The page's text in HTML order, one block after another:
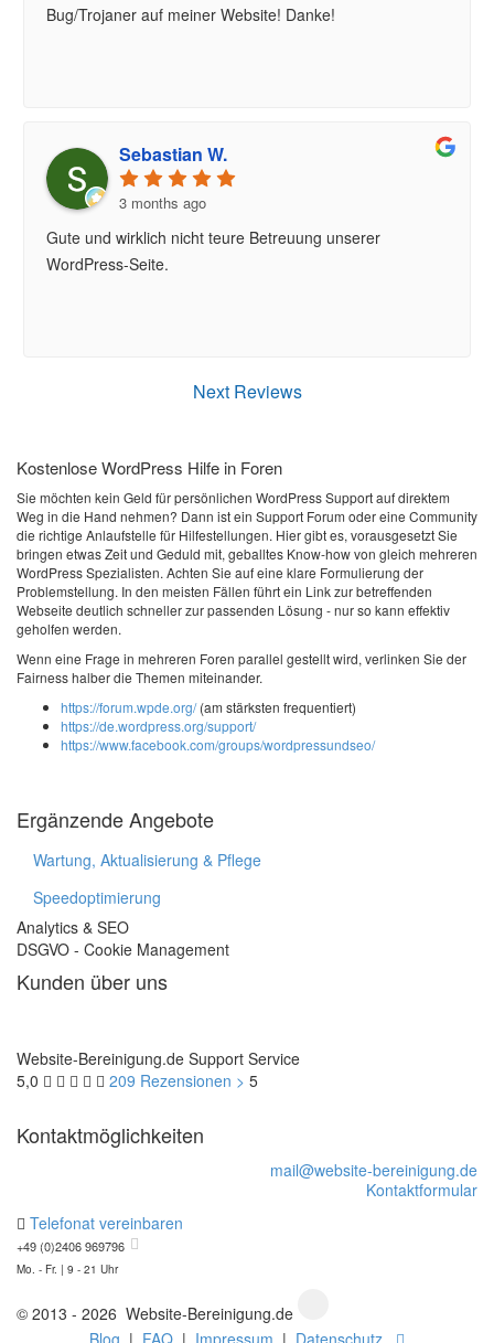
Bug/Trojaner auf meiner Website! Danke!
Sebastian W.
3 months ago
Gute und wirklich nicht teure Betreuung unserer
WordPress-Seite.
Next Reviews
Kostenlose WordPress Hilfe in Foren
Sie möchten kein Geld für persönlichen WordPress Support auf direktem
Weg in die Hand nehmen? Dann ist ein Support Forum oder eine Community
die richtige Anlaufstelle für Hilfestellungen. Hier gibt es, vorausgesetzt Sie
bringen etwas Zeit und Geduld mit, geballtes Know-how von gleich mehreren
WordPress Spezialisten. Achten Sie auf eine klare Formulierung der
Problemstellung. In den meisten Fällen führt ein Link zur betreffenden
Webseite deutlich schneller zur passenden Lösung - nur so kann effektiv
geholfen werden.
Wenn eine Frage in mehreren Foren parallel gestellt wird, verlinken Sie der
Fairness halber die Themen miteinander.
https://forum.wpde.org/(am stärksten frequentiert)
https://de.wordpress.org/support/
https://www.facebook.com/groups/wordpressundseo/
Ergänzende Angebote
Wartung, Aktualisierung & Pflege
Speedoptimierung
Analytics & SEO
DSGVO - Cookie Management
Kunden über uns
Website-Bereinigung.de Support Service
5,0
209 Rezensionen > 5
Kontaktmöglichkeiten
mail@website-bereinigung.de
Kontaktformular
Telefonat vereinbaren
+49 (0)2406 969796
Mo. - Fr. | 9 - 21 Uhr
© 2013 - 2026 Website-Bereinigung.de